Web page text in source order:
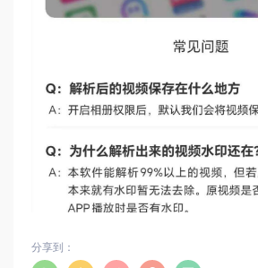
分享到：